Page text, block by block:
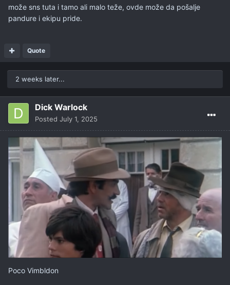
može sns tuta i tamo ali malo teže, ovde može da pošalje
pandure i ekipu pride.
Quote
2 weeks later...
Dick Warlock
Posted July 1, 2025
Poco Vimbldon